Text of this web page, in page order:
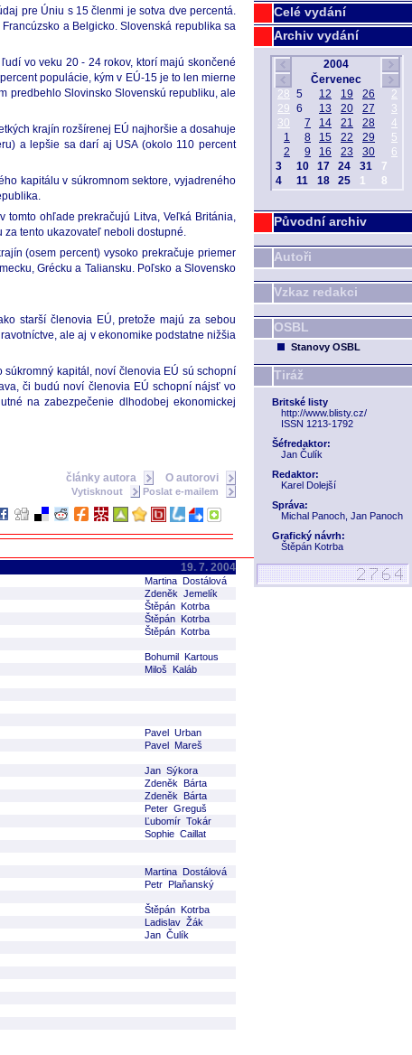
Celé vydání
Archiv vydání
Původní archiv
Autoři
Vzkaz redakci
OSBL
Stanovy OSBL
Tiráž
Britské listy
http://www.blisty.cz/
ISSN 1213-1792
Šéfredaktor:
Jan Čulík
Redaktor:
Karel Dolejší
Správa:
Michal Panoch, Jan Panoch
Grafický návrh:
Štěpán Kotrba
pre Úniu s 15 členmi je sotva dve percentá.
a Belgicko. Slovenská republika sa
vo veku 20 - 24 rokov, ktorí majú skončené
populácie, kým v EÚ-15 je to len mierne
predbehlo Slovinsko Slovenskú republiku, ale
krajín rozšírenej EÚ najhoršie a dosahuje
a lepšie sa darí aj USA (okolo 110 percent
kapitálu v súkromnom sektore, vyjadreného
tomto ohľade prekračujú Litva, Veľká Británia,
za tento ukazovateľ neboli dostupné.
(osem percent) vysoko prekračuje priemer
Grécku a Taliansku. Poľsko a Slovensko
starší členovia EÚ, pretože majú za sebou
ale aj v ekonomike podstatne nižšia
kapitál, noví členovia EÚ sú schopní
či budú noví členovia EÚ schopní nájsť vo
na zabezpečenie dlhodobej ekonomickej
články autora
O autorovi
Vytisknout Poslat e-mailem
19. 7. 2004
Martina Dostálová
Zdeněk Jemelík
Štěpán Kotrba
Štěpán Kotrba
Štěpán Kotrba
Bohumil Kartous
Miloš Kaláb
Pavel Urban
Pavel Mareš
Jan Sýkora
Zdeněk Bárta
Zdeněk Bárta
Peter Greguš
Ľubomír Tokár
Sophie Caillat
Martina Dostálová
Petr Plaňanský
Štěpán Kotrba
Ladislav Žák
Jan Čulík